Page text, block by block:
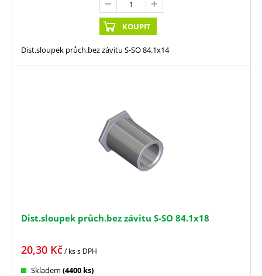
KOUPIT
Dist.sloupek průch.bez závitu S-SO 84.1x14
Dist.sloupek průch.bez závitu S-SO 84.1x18
20,30 Kč/ kss DPH
Skladem (4400 ks)